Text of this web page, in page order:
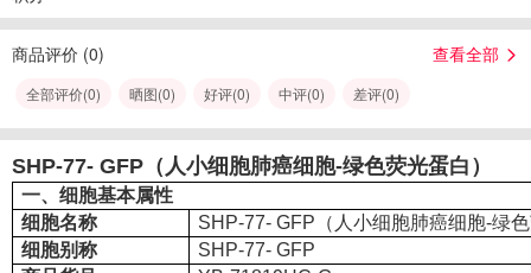
商品评价 (0) 查看全部
全部评价(0) 晒图(0) 好评(0) 中评(0) 差评(0)
SHP-77- GFP（人小细胞肺癌细胞-绿色荧光蛋白）
一、细胞基本属性
细胞名称
SHP-77- GFP（人小细胞肺癌细胞-绿
细胞别称
SHP-77- GFP